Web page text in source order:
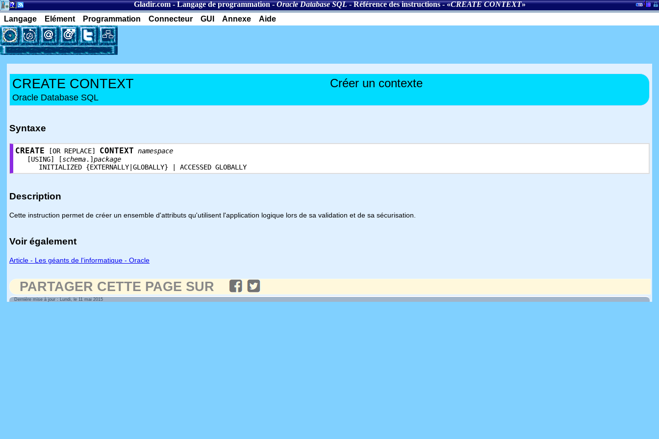
Gladir.com-Langage de programmation-Oracle Database SQL-Référence des instructions- «CREATE CONTEXT»
Langage
Elément Programmation Connecteur GUI Annexe Aide
CREATE CONTEXT Créer un contexte
Oracle Database SQL
Syntaxe
CREATE [OR REPLACE] CONTEXT namespace
[USING] [schema.] package
INITIALIZED {EXTERNALLY|GLOBALLY} | ACCESSED GLOBALLY
Description
Cette instruction permet de créer un ensemble d'attributs qu'utilisent l'application logique lors de sa validation et de sa sécurisation.
Voir également
Article - Les géants de l'informatique - Oracle
PARTAGER CETTE PAGE SUR
Dernière mise à jour : Lundi, le 11 mai 2015